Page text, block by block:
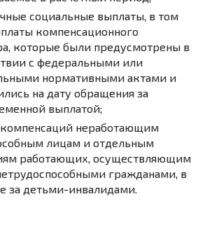
социальные выплаты, в том
компенсационного
которые были предусмотрены в
с федеральными или
нормативными актами и
на дату обращения за
выплатой;
неработающим
лицам и отдельным
работающих, осуществляющим
гражданами, в
за детьми-инвалидами.